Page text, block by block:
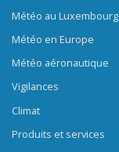
Météo au Luxembourg
Météo en Europe
Météo aéronautique
Vigilances
Climat
Produits et services